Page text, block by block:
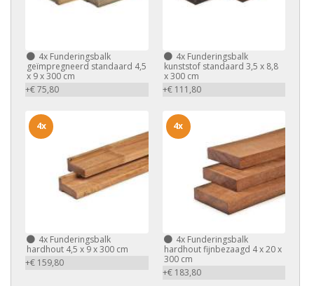
4x Funderingsbalk
geïmpregneerd standaard 4,5
x 9 x 300 cm
+€ 75,80
4xFunderingsbalk
kunststof standaard 3,5 x 8,8
x 300 cm
+€ 111,80
4x Funderingsbalk
hardhout 4,5 x 9 x 300 cm
+€ 159,80
4x
4xFunderingsbalk
hardhout fijnbezaagd 4 x 20 x
300 cm
+€ 183,80
4x